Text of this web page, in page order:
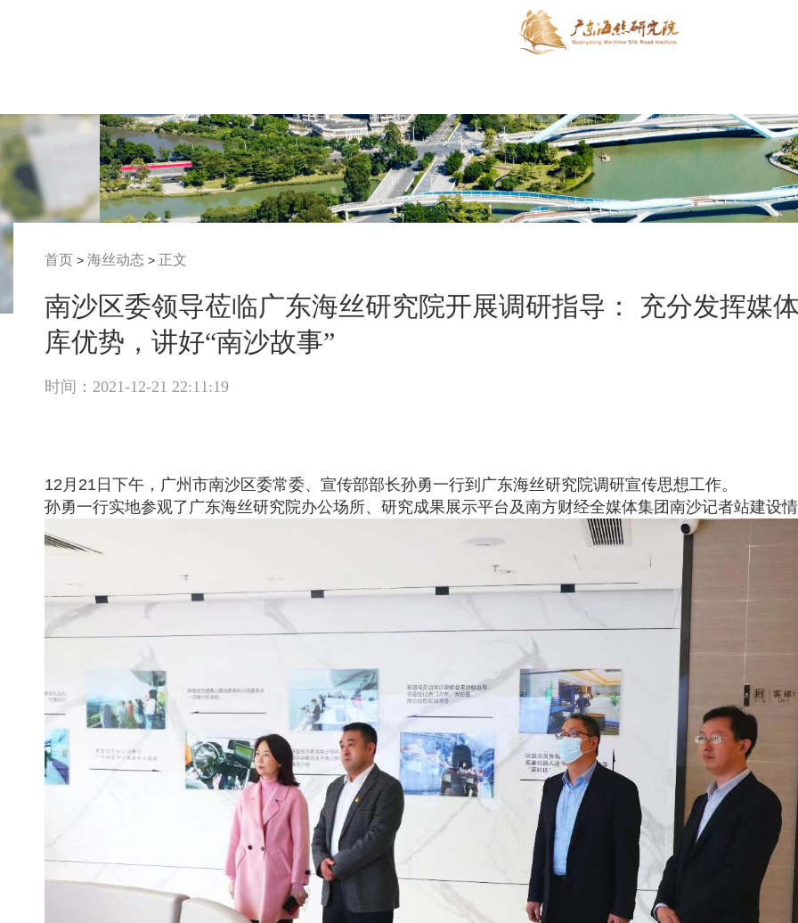
首页 > 海丝动态 > 正文
南沙区委领导莅临广东海丝研究院开展调研指导： 充分发挥媒
库优势，讲好“南沙故事”
时间：2021-12-21 22:11:19
12月21日下午，广州市南沙区委常委、宣传部部长孙勇一行到广东海丝研究院调研宣传思想工作。
孙勇一行实地参观了广东海丝研究院办公场所、研究成果展示平台及南方财经全媒体集团南沙记者站建设